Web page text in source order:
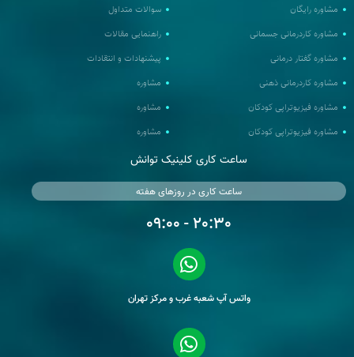
مشاوره رایگان
مشاوره کاردرمانی جسمانی
مشاوره گفتار درمانی
مشاوره کاردرمانی ذهنی
مشاوره فیزیوتراپی کودکان
مشاوره فیزیوتراپی کودکان
سوالات متداول
راهنمایی مقالات
پیشنهادات و انتقادات
مشاوره
مشاوره
مشاوره
ساعت کاری کلینیک توانش
ساعت کاری در روزهای هفته
20:30 - 09:00
واتس آپ شعبه غرب و مرکز تهران